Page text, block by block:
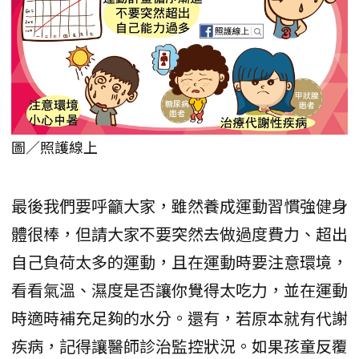
圖／照護線上
最後我們要呼籲大家，雖然養成運動習慣強健身
體很棒，但請大家不要突然去做過度費力、超出
自己負荷太多的運動，且在運動時要注意環境，
看看氣溫、濕度是否讓你覺得太吃力，並在運動
時適時補充足夠的水分。還有，若原本就有代謝
疾病，記得讓醫師診治監控狀況。如果孩童反覆